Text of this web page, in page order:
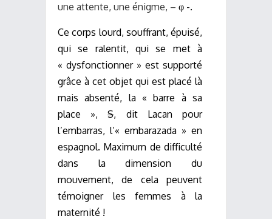
une attente, une énigme, – φ -.
Ce corps lourd, souffrant, épuisé,
qui se ralentit, qui se met à
« dysfonctionner » est supporté
grâce à cet objet qui est placé là
mais absenté, la « barre à sa
place »,S, dit Lacan pour
l’embarras, l’« embarazada » en
espagnol. Maximum de difficulté
dans la dimension du
mouvement, de cela peuvent
témoigner les femmes à la
maternité !